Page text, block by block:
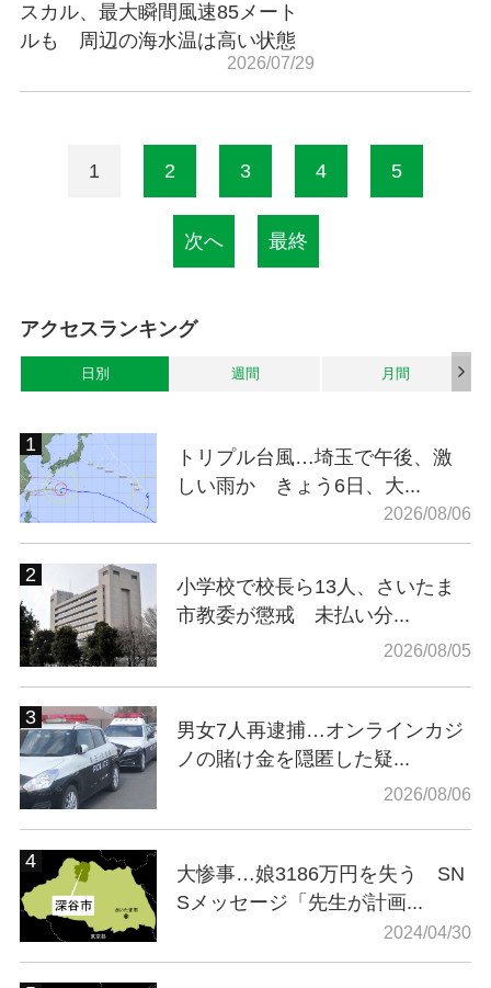
スカル、最大瞬間風速85メート
ルも 周辺の海水温は高い状態
2026/07/29
1 2 3 4 5
次へ 最終
アクセスランキング
日別 週間 月間
トリプル台風…埼玉で午後、激
しい雨か きょう6日、大...
2026/08/06
小学校で校長ら13人、さいたま
市教委が懲戒 未払い分...
2026/08/05
男女7人再逮捕…オンラインカジ
ノの賭け金を隠匿した疑...
2026/08/06
大惨事…娘3186万円を失う SN
Sメッセージ「先生が計画...
2024/04/30